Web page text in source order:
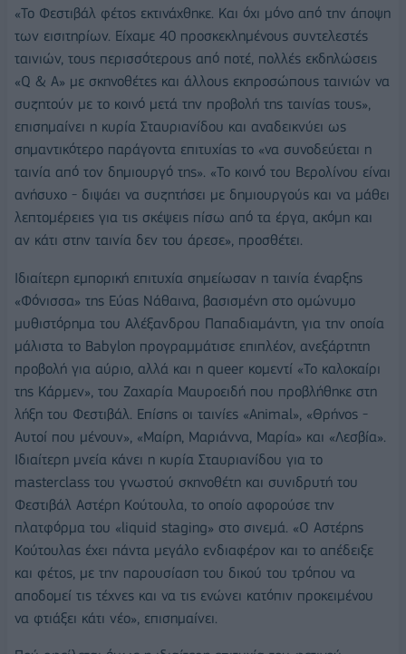
«Το Φεστιβάλ φέτος εκτινάχθηκε. Και όχι μόνο από την άποψη
των εισιτηρίων. Είχαμε 40 προσκεκλημένους συντελεστές
ταινιών, τους περισσότερους από ποτέ, πολλές εκδηλώσεις
«Q & A» με σκηνοθέτες και άλλους εκπροσώπους ταινιών να
συζητούν με το κοινό μετά την προβολή της ταινίας τους»,
επισημαίνει η κυρία Σταυριανίδου και αναδεικνύει ως
σημαντικότερο παράγοντα επιτυχίας το «να συνοδεύεται η
ταινία από τον δημιουργό της». «Το κοινό του Βερολίνου είναι
ανήσυχο - διψάει να συζητήσει με δημιουργούς και να μάθει
λεπτομέρειες για τις σκέψεις πίσω από τα έργα, ακόμη και
αν κάτι στην ταινία δεν του άρεσε», προσθέτει.
Ιδιαίτερη εμπορική επιτυχία σημείωσαν η ταινία έναρξης
«Φόνισσα» της Εύας Νάθαινα, βασισμένη στο ομώνυμο
μυθιστόρημα του Αλέξανδρου Παπαδιαμάντη, για την οποία
μάλιστα το Babylon προγραμμάτισε επιπλέον, ανεξάρτητη
προβολή για αύριο, αλλά και η queer κομεντί «Το καλοκαίρι
της Κάρμεν», του Ζαχαρία Μαυροειδή που προβλήθηκε στη
λήξη του Φεστιβάλ. Επίσης οι ταινίες «Animal», «Θρήνος -
Αυτοί που μένουν», «Μαίρη, Μαριάννα, Μαρία» και «Λεσβία».
Ιδιαίτερη μνεία κάνει η κυρία Σταυριανίδου για το
masterclass του γνωστού σκηνοθέτη και συνιδρυτή του
Φεστιβάλ Αστέρη Κούτουλα, το οποίο αφορούσε την
πλατφόρμα του «liquid staging» στο σινεμά. «Ο Αστέρης
Κούτουλας έχει πάντα μεγάλο ενδιαφέρον και το απέδειξε
και φέτος, με την παρουσίαση του δικού του τρόπου να
αποδομεί τις τέχνες και να τις ενώνει κατόπιν προκειμένου
να φτιάξει κάτι νέο», επισημαίνει.